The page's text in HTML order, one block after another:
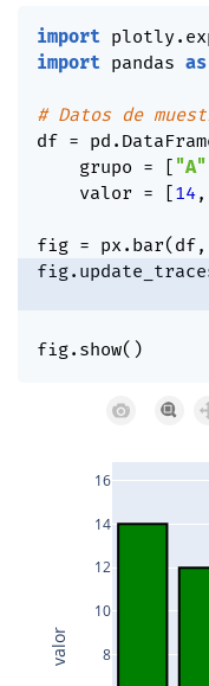
8
10
12
14
16
valor
import plotly.
import pandas as
# Datos de
df = pd .
    grupo
= [ "A"
    valor
= [14,
fig = px. bar( df,
fig.
fig. show( )